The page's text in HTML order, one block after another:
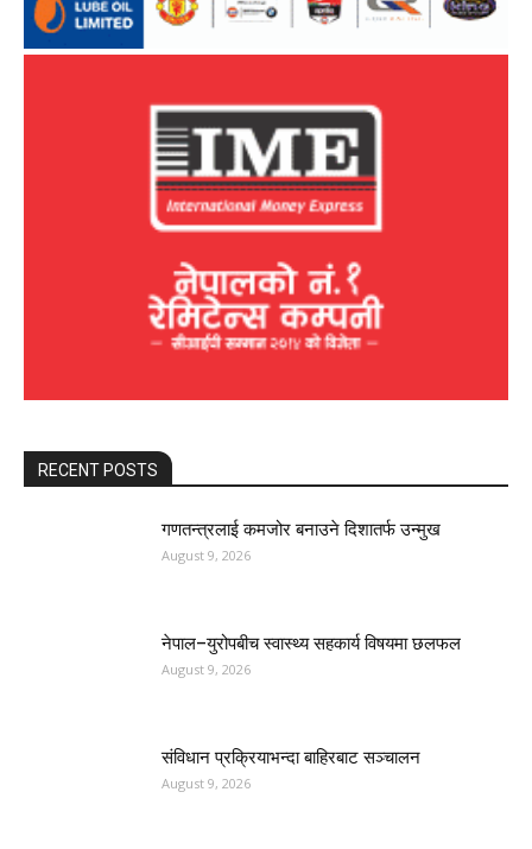
RECENT POSTS
गणतन्त्रलाई कमजोर बनाउने दिशातर्फ उन्मुख
August 9, 2026
नेपाल–युरोपबीच स्वास्थ्य सहकार्य विषयमा छलफल
August 9, 2026
संविधान प्रक्रियाभन्दा बाहिरबाट सञ्चालन
August 9, 2026